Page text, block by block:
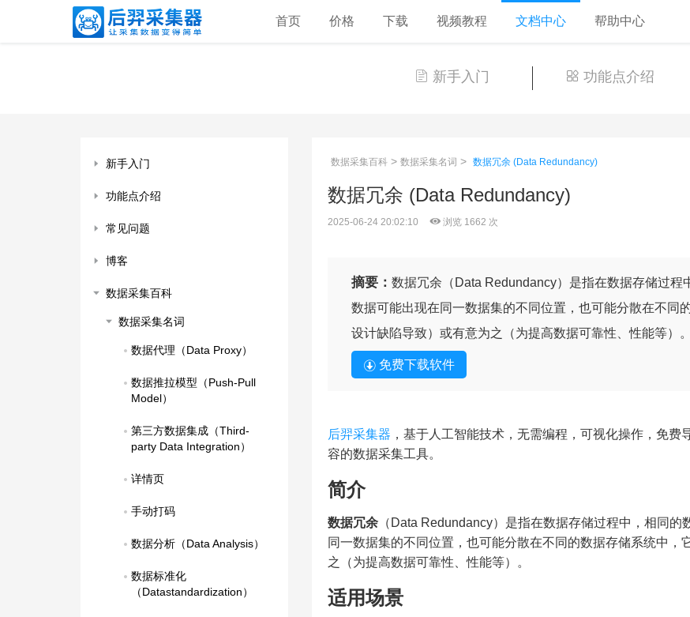
首页 价格 下载 视频教程 文档中心 帮助中心
新手入门 功能点介绍
新手入门
功能点介绍
常见问题
博客
数据采集百科
数据采集名词
数据代理（Data Proxy）
数据推拉模型（Push-Pull
Model）
第三方数据集成（Third-
party Data Integration）
详情页
手动打码
数据分析（Data Analysis）
数据标准化
（Datastandardization）
数据采集百科 > 数据采集名词 > 数据冗余 (Data Redundancy)
数据冗余 (Data Redundancy)
2025-06-24 20:02:10 浏览 1662 次
摘要： 数据冗余（Data Redundancy）是指在数据存储过
数据可能出现在同一数据集的不同位置，也可能分散在不同
设计缺陷导致）或有意为之（为提高数据可靠性、性能等）。
免费下载软件
后羿采集器 ，基于人工智能技术，无需编程，可视化操作，免
容的数据采集工具。
简介
数据冗余（Data Redundancy）是指在数据存储过程中，相同的
同一数据集的不同位置，也可能分散在不同的数据存储系统中
之（为提高数据可靠性、性能等）。
适用场景